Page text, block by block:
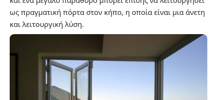
ως πραγματική πόρτα στον κήπο, η οποία είναι μια άνετη
και λειτουργική λύση.